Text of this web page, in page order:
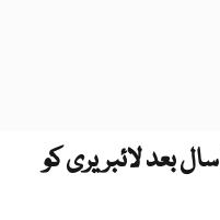
ولیم شیکسپیئر کا کھیل 101 سال بعد لائبریری کو